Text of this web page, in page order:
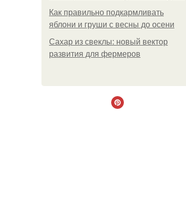
Как правильно подкармливать
яблони и груши с весны до осени
Сахар из свеклы: новый вектор
развития для фермеров